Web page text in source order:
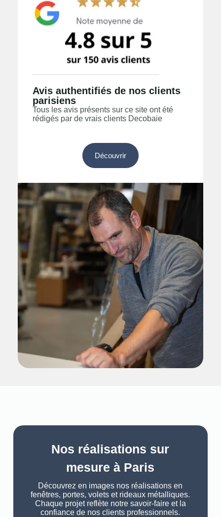
Avis authentifiés de nos clients
parisiens
Tous les avis présents sur ce site ont été
rédigés par de vrais clients Decobaie
Découvrir
Nos réalisations sur
mesure à Paris
Découvrez en images nos réalisations en
fenêtres, portes, volets et rideaux métalliques.
Chaque projet reflète notre savoir-faire et la
confiance de nos clients professionnels.